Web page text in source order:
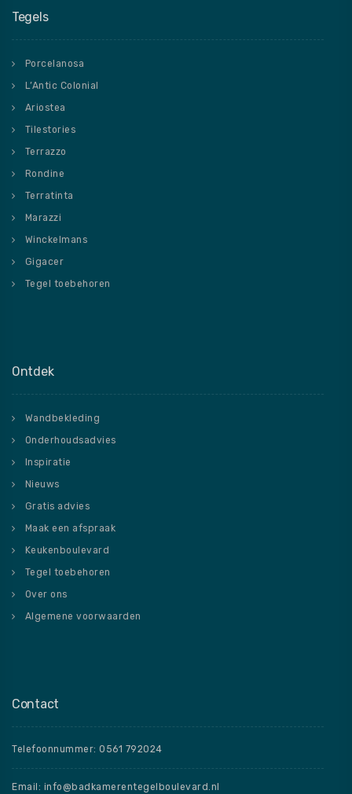
Tegels
Porcelanosa
L’Antic Colonial
Ariostea
Tilestories
Terrazzo
Rondine
Terratinta
Marazzi
Winckelmans
Gigacer
Tegel toebehoren
Ontdek
Wandbekleding
Onderhoudsadvies
Inspiratie
Nieuws
Gratis advies
Maak een afspraak
Keukenboulevard
Tegel toebehoren
Over ons
Algemene voorwaarden
Contact
Telefoonnummer: 0561 792024
Email: info@badkamerentegelboulevard.nl